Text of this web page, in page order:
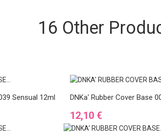
16 Other
Sensual 12ml DNKa' Rubber Cover Base
Ár
12,10 €